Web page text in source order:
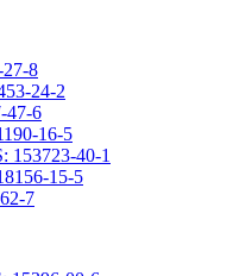
8
24-2
47-6
16-5
153723-40-1
15-5
7